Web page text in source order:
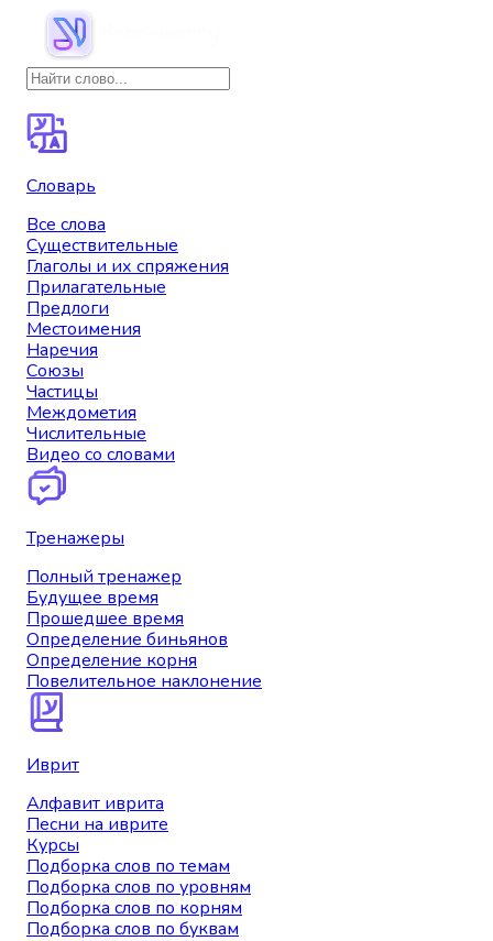
Словарь
Все слова
Существительные
Глаголы и их спряжения
Прилагательные
Предлоги
Местоимения
Наречия
Союзы
Частицы
Междометия
Числительные
Видео со словами
Тренажеры
Полный тренажер
Будущее время
Прошедшее время
Определение биньянов
Определение корня
Повелительное наклонение
Иврит
Алфавит иврита
Песни на иврите
Курсы
Подборка слов по темам
Подборка слов по уровням
Подборка слов по корням
Подборка слов по буквам